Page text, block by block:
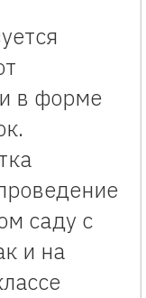
в форме
саду с
и на